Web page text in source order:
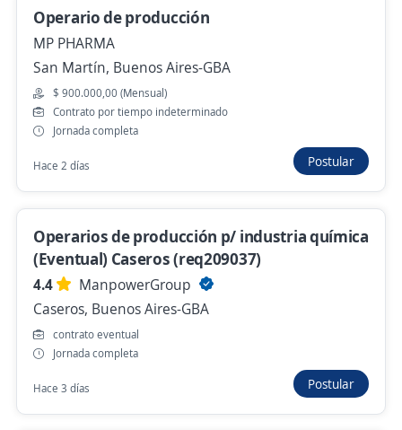
4,3
Adecco Argentina S.A.
Pilar, Buenos Aires
Hace 13 horas
Operario/a de limpieza zona Pilar
Hace 14 horas
Operario de Deposito para Junin
4,0
Suministra SRL
Ayer
Operario/a de logística con manejo de
Operario de producción
MP PHARMA
San Martín, Buenos Aires-GBA
$ 900.000,00 (Mensual)
Contrato por tiempo indeterminado
Jornada completa
Hace 2 días Postular
Operarios de producción p/ industria química
(Eventual) Caseros (req209037)
4.4
ManpowerGroup
Caseros, Buenos Aires-GBA
contrato eventual
Jornada completa
Hace 3 días Postular